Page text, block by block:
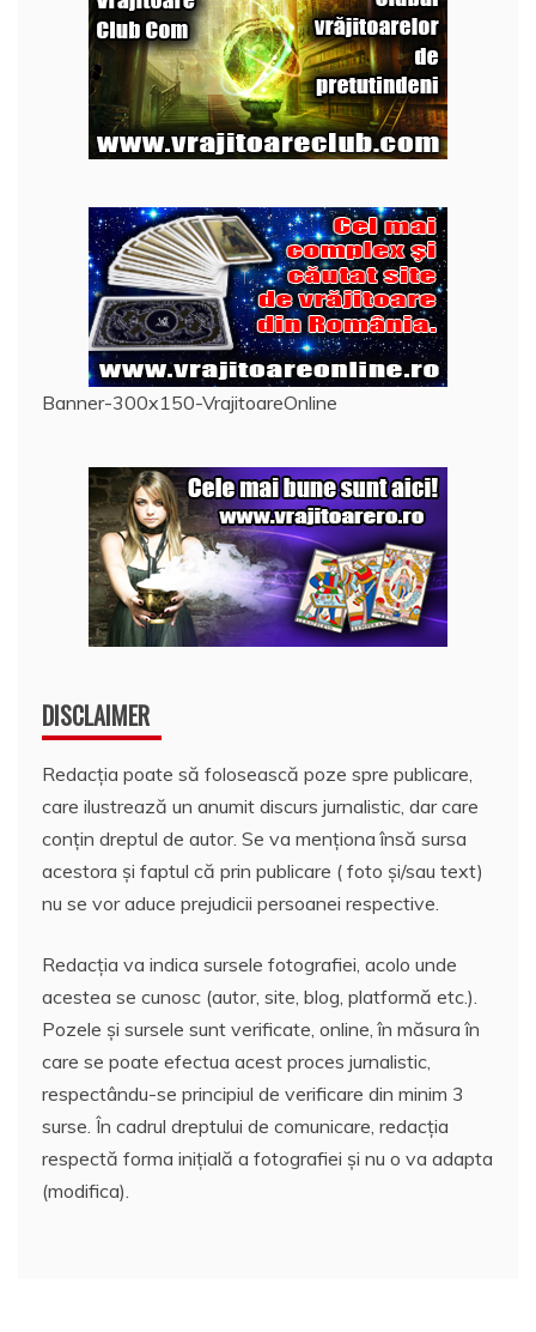
Banner-300x150-VrajitoareOnline
DISCLAIMER
Redacția poate să folosească poze spre publicare,
care ilustrează un anumit discurs jurnalistic, dar care
conțin dreptul de autor. Se va menționa însă sursa
acestora și faptul că prin publicare ( foto și/sau text)
nu se vor aduce prejudicii persoanei respective.
Redacția va indica sursele fotografiei, acolo unde
acestea se cunosc (autor, site, blog, platformă etc.).
Pozele și sursele sunt verificate, online, în măsura în
care se poate efectua acest proces jurnalistic,
respectându-se principiul de verificare din minim 3
surse. În cadrul dreptului de comunicare, redacția
respectă forma inițială a fotografiei și nu o va adapta
(modifica).